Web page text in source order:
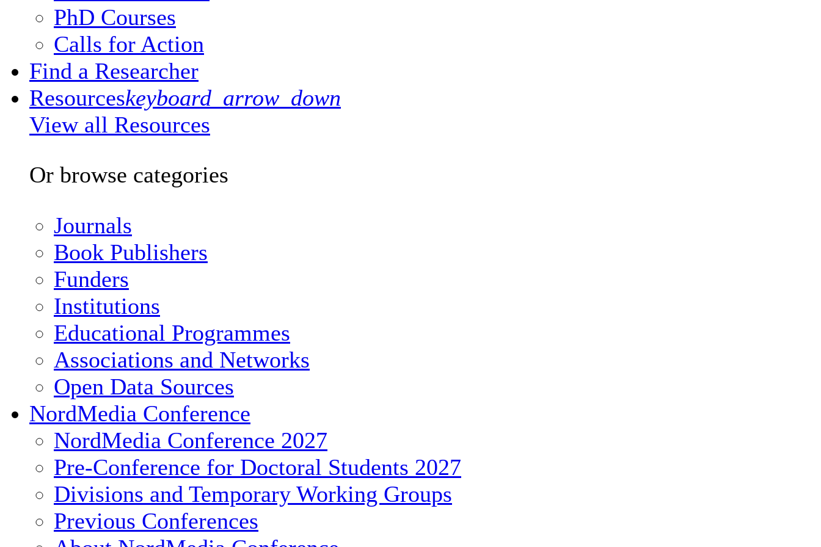
PhD Courses
Calls for Action
Find a Researcher
Resourceskeyboard_arrow_down
View all Resources
Or browse categories
Journals
Book Publishers
Funders
Institutions
Educational Programmes
Associations and Networks
Open Data Sources
NordMedia Conference
NordMedia Conference 2027
Pre-Conference for Doctoral Students 2027
Divisions and Temporary Working Groups
Previous Conferences